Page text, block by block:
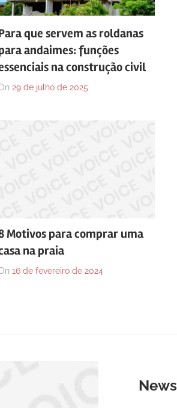
que servem as roldanas
andaimes: funções
na construção civil
29 de julho de 2025
Motivos para comprar uma
na praia
16 de fevereiro de 2024
News